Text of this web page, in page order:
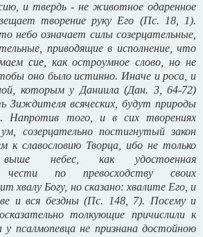
и твердь - не животное одаренное
творение руку Его (Пс. 18, 1).
небо означает силы созерцательные,
приводящие в исполнение, что
cиe, как остроумное слово, но не
оно было истинно. Иначе и роса, и
которым у Даниила (Дан. 3, 64-72)
Зиждителя всяческих, будут природы
Напротив того, и в сих творениях
созерцательно постигнутый закон
к славословию Творца, ибо не только
небес, как удостоенная
чести по превосходству своих
хвалу Богу, но сказано: хвалите Его, и
и вся бездны (Пс. 148, 7). Посему и
толкующие причислили к
псалмопевца не признана достойною